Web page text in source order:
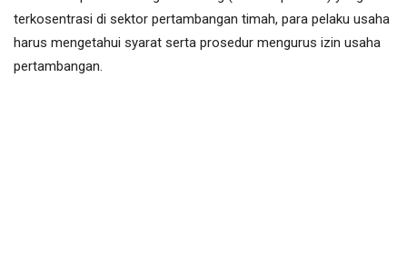
terkosentrasi di sektor pertambangan timah, para pelaku usaha
harus mengetahui syarat serta prosedur mengurus izin usaha
pertambangan.